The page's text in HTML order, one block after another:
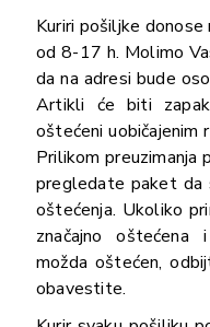
Kuriri pošiljke donose
od 8-17 h. Molimo
da na adresi bude
Artikli će biti
oštećeni uobičajenim
Prilikom preuzimanja
pregledate paket da
oštećenja. Ukoliko
značajno
možda oštećen,
obavestite.